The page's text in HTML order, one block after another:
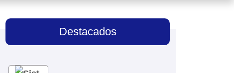
Destacados